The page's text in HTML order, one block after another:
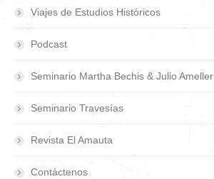
Viajes de Estudios Históricos
Podcast
Seminario Martha Bechis & Julio Ameller
Seminario Travesías
Revista El Amauta
Contáctenos